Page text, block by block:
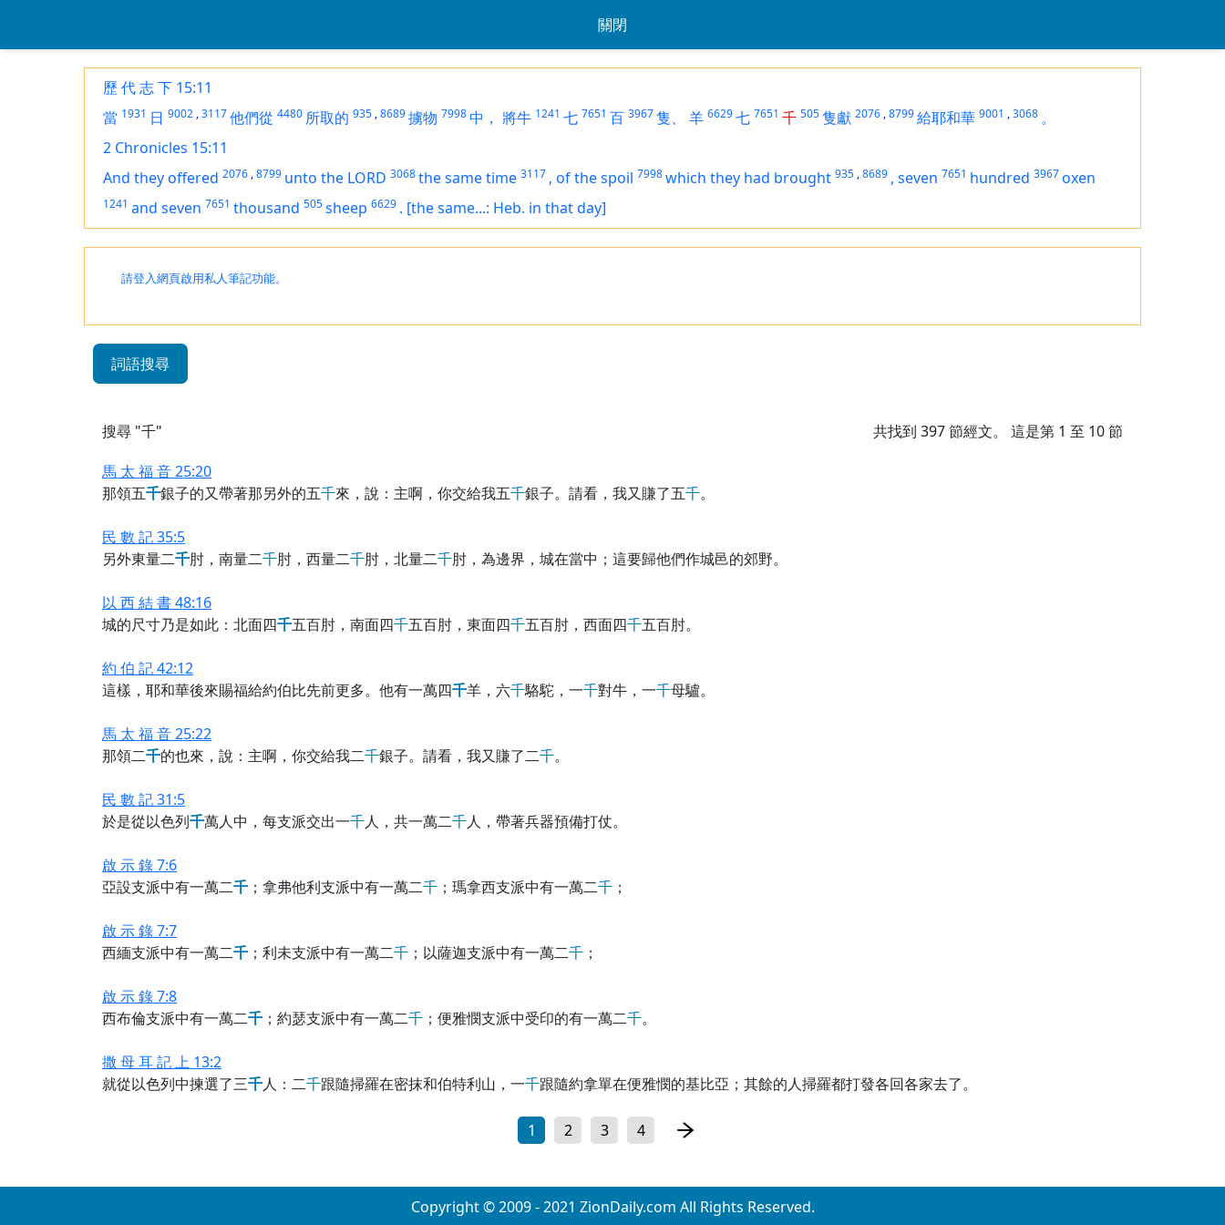
關閉
歷 代 志 下 15:11
當 1931 日 9002 ,3117他們從 4480 所取的 935 ,8689擄物 7998中， 將牛 1241 七 7651 百 3967隻、 羊 6629七 7651 千 505隻獻 2076 ,8799給耶和華 9001 ,3068 。
2 Chronicles 15:11
And they offered 2076 ,8799 unto the LORD 3068the same time 3117 , of the spoil 7998which they had brought 935 ,8689 , seven 7651 hundred 3967oxen
1241 and seven 7651 thousand 505sheep 6629 . [the same...: Heb. in that day]
請登入網頁啟用私人筆記功能。
詞語搜尋
搜尋 "千" 共找到 397節經文。 這是第 1 至 10 節
馬 太 福 音 25:20
那領五千銀子的又帶著那另外的五千來，說：主啊，你交給我五千銀子。請看，我又賺了五千。
民 數 記 35:5
另外東量二千肘，南量二千肘，西量二千肘，北量二千肘，為邊界，城在當中；這要歸他們作城邑的郊野。
以 西 結 書 48:16
城的尺寸乃是如此：北面四千五百肘，南面四千五百肘，東面四千五百肘，西面四千五百肘。
約 伯 記 42:12
這樣，耶和華後來賜福給約伯比先前更多。他有一萬四千羊，六千駱駝，一千對牛，一千母驢。
馬 太 福 音 25:22
那領二千的也來，說：主啊，你交給我二千銀子。請看，我又賺了二千。
民 數 記 31:5
於是從以色列千萬人中，每支派交出一千人，共一萬二千人，帶著兵器預備打仗。
啟 示 錄 7:6
亞設支派中有一萬二千 ；拿弗他利支派中有一萬二千 ；瑪拿西支派中有一萬二千 ；
啟 示 錄 7:7
西緬支派中有一萬二千 ；利未支派中有一萬二千 ；以薩迦支派中有一萬二千 ；
啟 示 錄 7:8
西布倫支派中有一萬二千 ；約瑟支派中有一萬二千 ；便雅憫支派中受印的有一萬二千。
撒 母 耳 記 上 13:2
就從以色列中揀選了三千人：二千跟隨掃羅在密抹和伯特利山，一千跟隨約拿單在便雅憫的基比亞；其餘的人掃羅都打發各回各家去了。
1 2 3 4
Copyright © 2009 - 2021 ZionDaily.com All Rights Reserved.